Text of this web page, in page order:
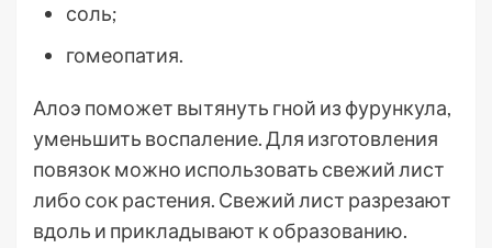
соль;
гомеопатия.
Алоэ поможет вытянуть гной из фурункула,
уменьшить воспаление. Для изготовления
повязок можно использовать свежий лист
либо сок растения. Свежий лист разрезают
вдоль и прикладывают к образованию.